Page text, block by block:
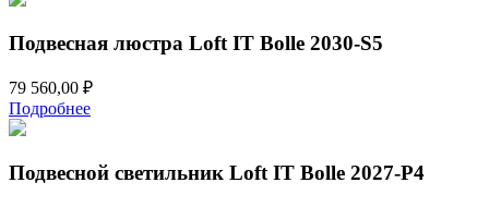
Подвесная люстра Loft IT Bolle 2030-S5
79 560,00 ₽
Подробнее
Подвесной светильник Loft IT Bolle 2027-P4